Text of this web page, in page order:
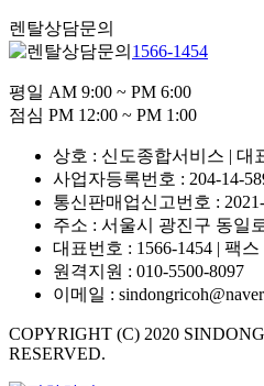
렌탈상담문의
1566-1454
평일 AM 9:00 ~ PM 6:00
점심 PM 12:00 ~ PM 1:00
상호 : 신도종합서비스 | 대
사업자등록번호 : 204-14-
통신판매업신고번호 :
주소 : 서울시 광진구 동일
대표번호 : 1566-1454 | 팩스
원격지원 : 010-5500-8097
이메일 :
COPYRIGHT (C) 2020
RESERVED.